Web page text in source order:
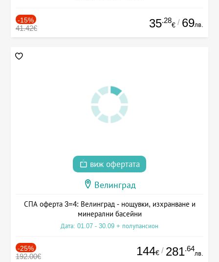
-15%
41.42€ 35.28
€ / 69лв.
виж офертата
Велинград
СПА оферта 3=4: Велинград - нощувки, изхранване и
минерални басейни
Дата: 01.07 - 30.09 + полупансион
-25%
192.00€ 144€ / 281.64
лв.